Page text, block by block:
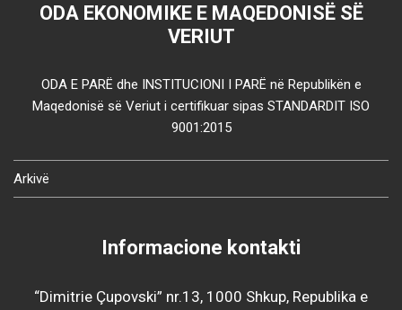
ODA EKONOMIKE E MAQEDONISË SË
VERIUT
ODA E PARË dhe INSTITUCIONI I PARË në Republikën e
Maqedonisë së Veriut i certifikuar sipas STANDARDIT ISO
9001:2015
Arkivë
Informacione kontakti
“Dimitrie Çupovski” nr.13, 1000 Shkup, Republika e